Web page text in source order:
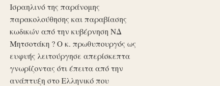
Ισραηλινό της παράνομης
παρακολούθησης και παραβίασης
κωδικών από την κυβέρνηση ΝΔ
Μητσοτάκη ? Ο κ. πρωθυπουργός ως
ευφυής λειτούργησε απερίσκεπτα
γνωρίζοντας ότι έπειτα από την
ανάπτυξη στο Ελληνικό που